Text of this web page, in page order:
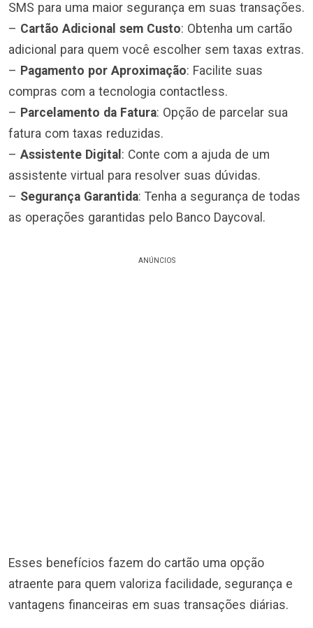
SMS para uma maior segurança em suas transações.
– Cartão Adicional sem Custo: Obtenha um cartão
adicional para quem você escolher sem taxas extras.
– Pagamento por Aproximação: Facilite suas
compras com a tecnologia contactless.
– Parcelamento da Fatura: Opção de parcelar sua
fatura com taxas reduzidas.
– Assistente Digital : Conte com a ajuda de um
assistente virtual para resolver suas dúvidas.
– Segurança Garantida: Tenha a segurança de todas
as operações garantidas pelo Banco Daycoval.
ANÚNCIOS
Esses benefícios fazem do cartão uma opção
atraente para quem valoriza facilidade, segurança e
vantagens financeiras em suas transações diárias.